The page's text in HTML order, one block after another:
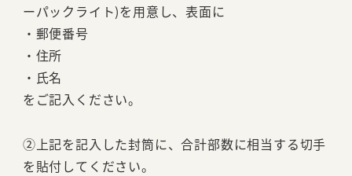
ーパックライト)を用意し、表面に
・郵便番号
・住所
・氏名
をご記入ください。
②上記を記入した封筒に、合計部数に相当する切手
を貼付してください。